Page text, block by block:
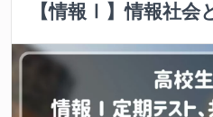
【情報Ⅰ】情報社会